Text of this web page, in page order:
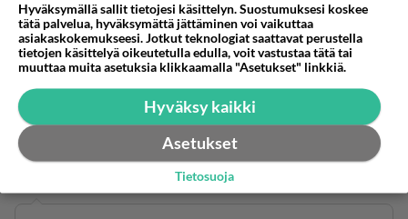
Anonyymi
2024-02-29 19:55:10
Olet mussukkani myöskin.
Äänestä Kommentoi
Hyväksymällä sallit tietojesi käsittelyn. Suostumuksesi koskee
tätä palvelua, hyväksymättä jättäminen voi vaikuttaa
asiakaskokemukseesi. Jotkut teknologiat saattavat perustella
tietojen käsittelyä oikeutetulla edulla, voit vastustaa tätä tai
muuttaa muita asetuksia klikkaamalla "Asetukset" linkkiä.
Hyväksy kaikki
Asetukset
Tietosuoja